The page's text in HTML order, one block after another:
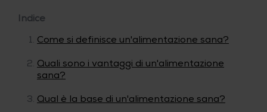
Indice
Come si definisce un'alimentazione sana?
Quali sono i vantaggi di un'alimentazione
sana?
Qual è la base di un'alimentazione sana?